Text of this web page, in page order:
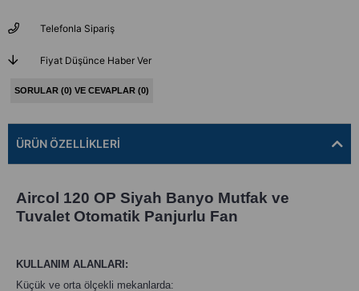
Telefonla Sipariş
Fiyat Düşünce Haber Ver
SORULAR (0) VE CEVAPLAR (0)
ÜRÜN ÖZELLIKLERI
Aircol 120 OP Siyah Banyo Mutfak ve
Tuvalet Otomatik Panjurlu Fan
KULLANIM ALANLARI:
Küçük ve orta ölçekli mekanlarda: